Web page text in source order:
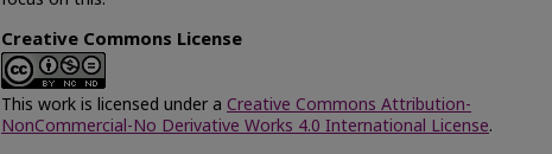
Creative Commons License
This work is licensed under a Creative Commons Attribution-
NonCommercial-No Derivative Works 4.0 International License.